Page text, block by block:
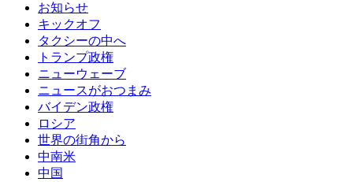
お知らせ
キックオフ
タクシーの中へ
トランプ政権
ニューウェーブ
ニュースがおつまみ
バイデン政権
ロシア
世界の街角から
中南米
中国